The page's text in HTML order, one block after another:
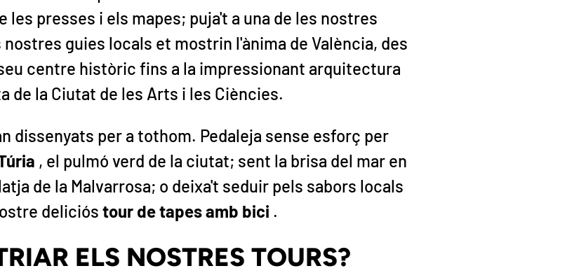
les presses i els mapes; puja't a una de les nostres
guies locals et mostrin l'ànima de València, des
centre històric fins a la impressionant arquitectura
de la Ciutat de les Arts i les Ciències.
dissenyats per a tothom. Pedaleja sense esforç per
, el pulmó verd de la ciutat; sent la brisa del mar en
de la Malvarrosa; o deixa't seduir pels sabors locals
deliciós tour de tapes amb bici .
ELS NOSTRES TOURS?